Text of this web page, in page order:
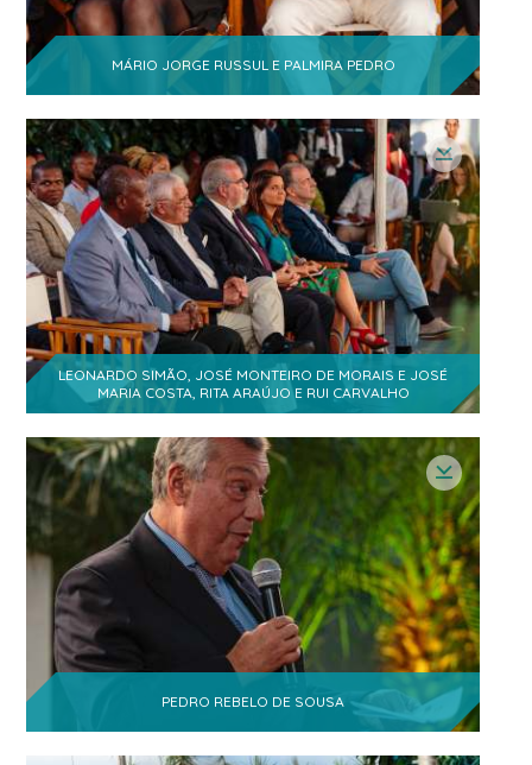
MÁRIO JORGE RUSSUL E PALMIRA PEDRO
LEONARDO SIMÃO, JOSÉ MONTEIRO DE MORAIS E JOSÉ
MARIA COSTA, RITA ARAÚJO E RUI CARVALHO
PEDRO REBELO DE SOUSA